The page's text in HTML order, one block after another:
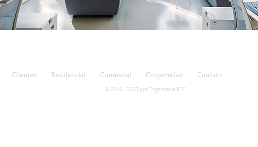
Clientes Residencial Comercial Corporativo Contato
© 2016 - 2023 por Engenharia FEC.